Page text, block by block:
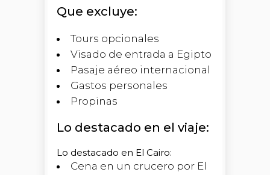
Que excluye:
Tours opcionales
Visado de entrada a Egipto
Pasaje aéreo internacional
Gastos personales
Propinas
Lo destacado en el viaje:
Lo destacado en El Cairo:
Cena en un crucero por El